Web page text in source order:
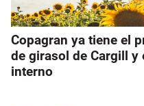
Copagran ya tiene el
de girasol de Cargill y
interno